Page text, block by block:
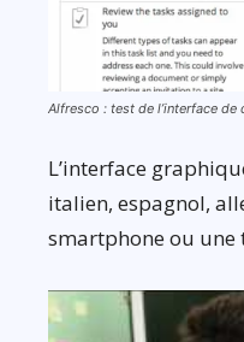
Alfresco : test de l’interface
L’interface
italien, espagnol,
smartphone ou une